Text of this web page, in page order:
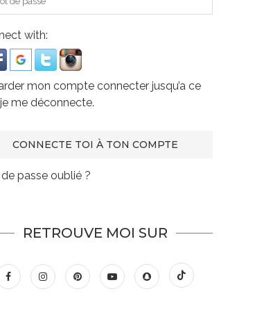
with:
mon compte connecter jusqu’a ce
me déconnecte.
passe oublié ?
RETROUVE MOI SUR